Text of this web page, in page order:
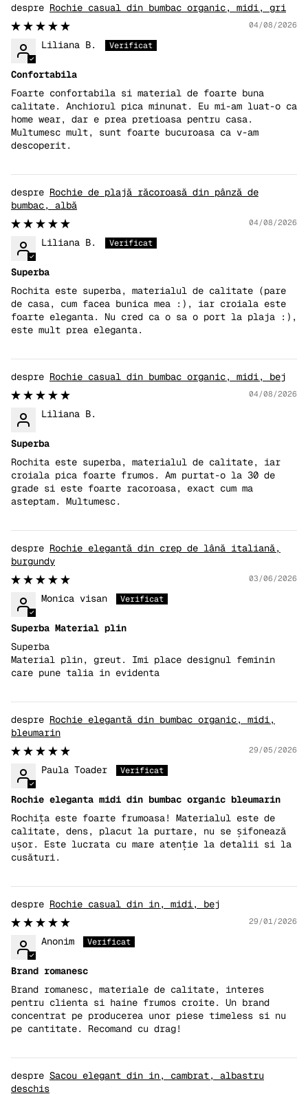
Rochie casual din bumbac organic, midi, gri
04/08/2026
Liliana B.
Confortabila
Foarte confortabila si material de foarte buna
calitate. Anchiorul pica minunat. Eu mi-am luat-o ca
home wear, dar e prea pretioasa pentru casa.
Multumesc mult, sunt foarte bucuroasa ca v-am
descoperit.
Rochie de plajă răcoroasă din pânză de
bumbac, albă
04/08/2026
Liliana B.
Superba
Rochita este superba, materialul de calitate (pare
de casa, cum facea bunica mea :), iar croiala este
foarte eleganta. Nu cred ca o sa o port la plaja :),
este mult prea eleganta.
Rochie casual din bumbac organic, midi, bej
04/08/2026
Liliana B.
Superba
Rochita este superba, materialul de calitate, iar
croiala pica foarte frumos. Am purtat-o la 30 de
grade si este foarte racoroasa, exact cum ma
asteptam. Multumesc.
Rochie elegantă din crep de lână italiană,
burgundy
03/06/2026
Monica visan
Superba Material plin
Superba
Material plin, greut. Imi place designul feminin
care pune talia in evidenta
Rochie elegantă din bumbac organic, midi,
bleumarin
29/05/2026
Paula Toader
Rochie eleganta midi din bumbac organic bleumarin
Rochița este foarte frumoasa! Materialul este de
calitate, dens, placut la purtare, nu se șifonează
ușor. Este lucrata cu mare atenție la detalii si la
cusături.
Rochie casual din in, midi, bej
29/01/2026
Anonim
Brand romanesc
Brand romanesc, materiale de calitate, interes
pentru clienta si haine frumos croite. Un brand
concentrat pe producerea unor piese timeless si nu
pe cantitate. Recomand cu drag!
Sacou elegant din in, cambrat, albastru
deschis